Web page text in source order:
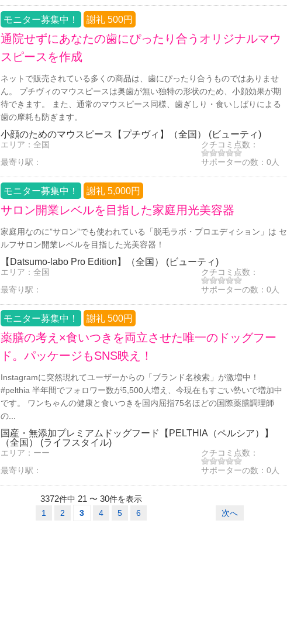
モニター募集中！ 謝礼 500円
通院せずにあなたの歯にぴったり合うオリジナルマウ
スピースを作成
ネットで販売されている多くの商品は、歯にぴったり合うものではありませ
ん。 プチヴィのマウスピースは奥歯が無い独特の形状のため、小顔効果が期
待できます。 また、通常のマウスピース同様、歯ぎしり・食いしばりによる
歯の摩耗も防ぎます。
小顔のためのマウスピース【プチヴィ】（全国） (ビューティ)
エリア： 全国
クチコミ点数：
最寄り駅：
サポーターの数： 0人
モニター募集中！ 謝礼 5,000円
サロン開業レベルを目指した家庭用光美容器
家庭用なのに”サロン”でも使われている「脱毛ラボ・プロエディション」は セ
ルフサロン開業レベルを目指した光美容器！
【Datsumo-labo Pro Edition】（全国） (ビューティ)
エリア： 全国
クチコミ点数：
最寄り駅：
サポーターの数： 0人
モニター募集中！ 謝礼 500円
薬膳の考え×食いつきを両立させた唯一のドッグフー
ド。パッケージもSNS映え！
Instagramに突然現れてユーザーからの「ブランド名検索」が激増中！
#pelthia 半年間でフォロワー数が5,500人増え、今現在もすごい勢いで増加中
です。 ワンちゃんの健康と食いつきを国内屈指75名ほどの国際薬膳調理師
の...
国産・無添加プレミアムドッグフード【PELTHIA（ペルシア）】
（全国） (ライフスタイル)
エリア： ーー
クチコミ点数：
最寄り駅：
サポーターの数： 0人
3372件中 21 〜 30件を表示
1 2 3 4 5 6 次へ